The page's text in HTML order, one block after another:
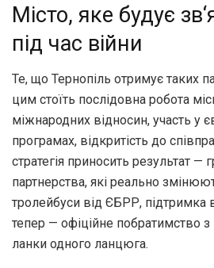
Місто, яке будує зв‘
під час війни
Те, що Тернопіль отримує таких
цим стоїть послідовна робота
міжнародних відносин, участь у
програмах, відкритість до
стратегія приносить результат —
партнерства, які реально
тролейбуси від ЄБРР, підтримка
тепер — офіційне побратимство з
ланки одного ланцюга.